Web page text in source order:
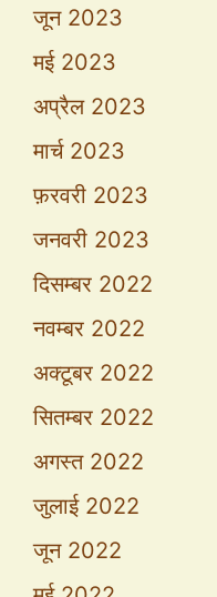
जून 2023
मई 2023
अप्रैल 2023
मार्च 2023
फ़रवरी 2023
जनवरी 2023
दिसम्बर 2022
नवम्बर 2022
अक्टूबर 2022
सितम्बर 2022
अगस्त 2022
जुलाई 2022
जून 2022